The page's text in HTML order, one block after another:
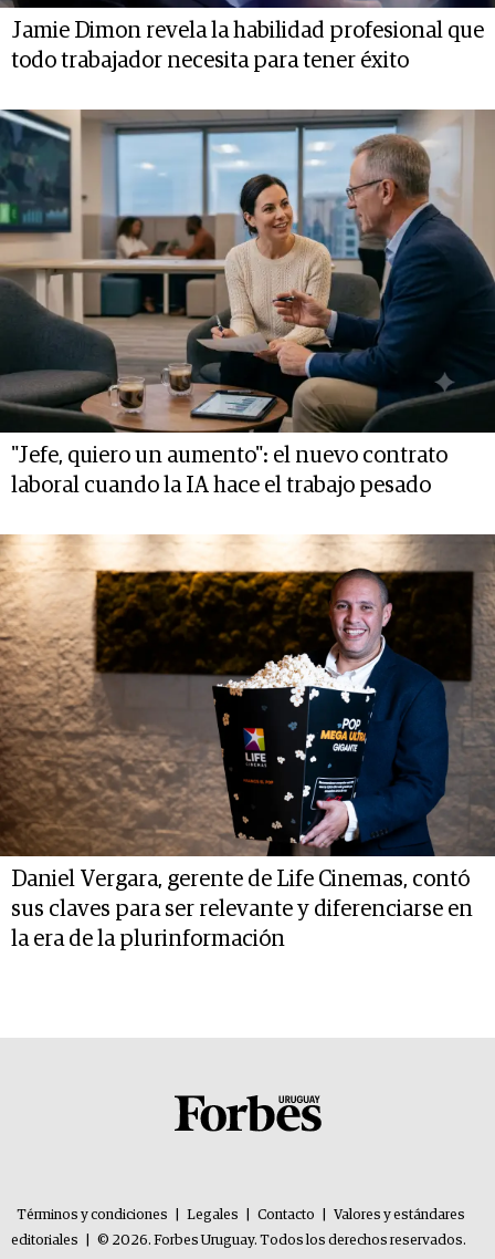
Jamie Dimon revela la habilidad profesional que
todo trabajador necesita para tener éxito
"Jefe, quiero un aumento": el nuevo contrato
laboral cuando la IA hace el trabajo pesado
Daniel Vergara, gerente de Life Cinemas, contó
sus claves para ser relevante y diferenciarse en
la era de la plurinformación
Términos y condiciones Legales Contacto
Valores y estándares
editoriales
© 2026. Forbes Uruguay. Todos los derechos reservados.